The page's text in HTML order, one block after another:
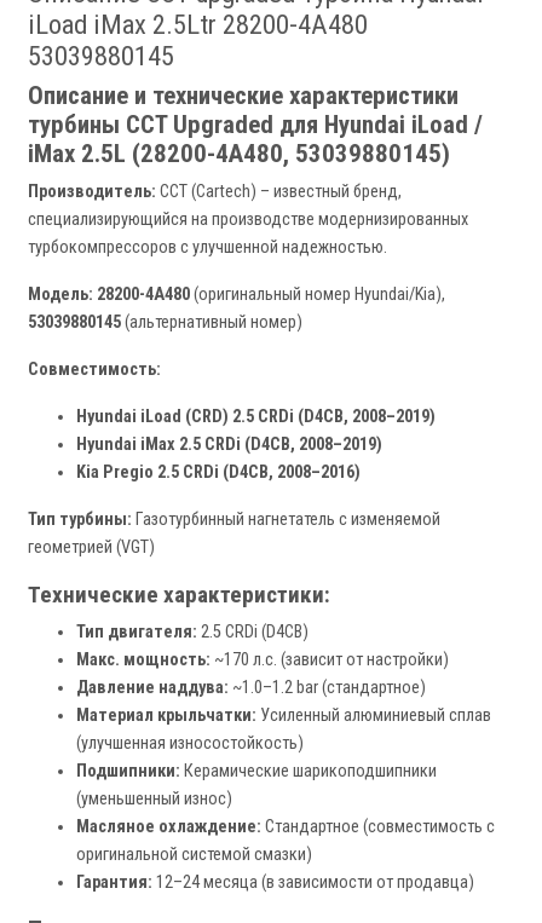
iLoad iMax 2.5Ltr 28200-4A480
53039880145
Описание и технические характеристики
турбины CCT Upgraded для Hyundai iLoad /
iMax 2.5L (28200-4A480, 53039880145)
Производитель: CCT (Cartech) – известный бренд,
специализирующийся на производстве модернизированных
турбокомпрессоров с улучшенной надежностью.
Модель: 28200-4A480(оригинальный номер Hyundai/Kia),
53039880145(альтернативный номер)
Совместимость:
Hyundai iLoad (CRD) 2.5 CRDi (D4CB, 2008–2019)
Hyundai iMax 2.5 CRDi (D4CB, 2008–2019)
Kia Pregio 2.5 CRDi (D4CB, 2008–2016)
Тип турбины: Газотурбинный нагнетатель с изменяемой
геометрией (VGT)
Технические характеристики:
Тип двигателя: 2.5 CRDi (D4CB)
Макс. мощность: ~170 л.с. (зависит от настройки)
Давление наддува: ~1.0–1.2 bar (стандартное)
Материал крыльчатки: Усиленный алюминиевый сплав
(улучшенная износостойкость)
Подшипники: Керамические шарикоподшипники
(уменьшенный износ)
Масляное охлаждение: Стандартное (совместимость с
оригинальной системой смазки)
Гарантия: 12–24 месяца (в зависимости от продавца)